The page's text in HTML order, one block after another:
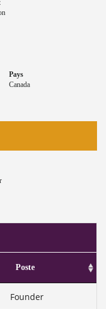
Pays
Canada
Poste
Founder